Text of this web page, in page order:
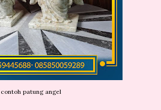
contoh patung angel